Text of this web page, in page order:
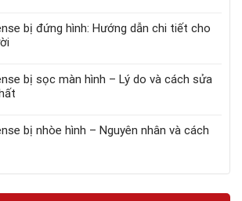
bị đứng hình: Hướng dẫn chi tiết cho
bị sọc màn hình – Lý do và cách sửa
bị nhòe hình – Nguyên nhân và cách